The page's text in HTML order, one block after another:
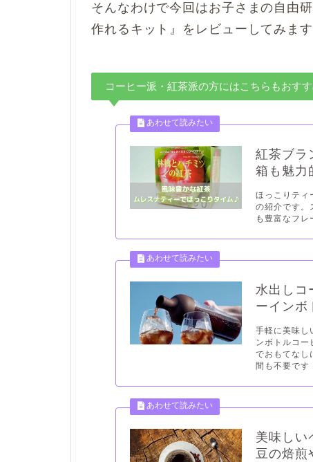
そんなわけで今回はお子さまの自由
作れるキット』をレビューしてみます
コーヒー派・紅茶派の方にはこちらもおす
紅茶ブラ
箱も魅
ほっこりティ
の紹介です。
も豊富なフ
水出しコ
ーインボ
手軽に美味し
ンボトルコー
でおもてなし
間も不要です
美味しい
豆の焙煎